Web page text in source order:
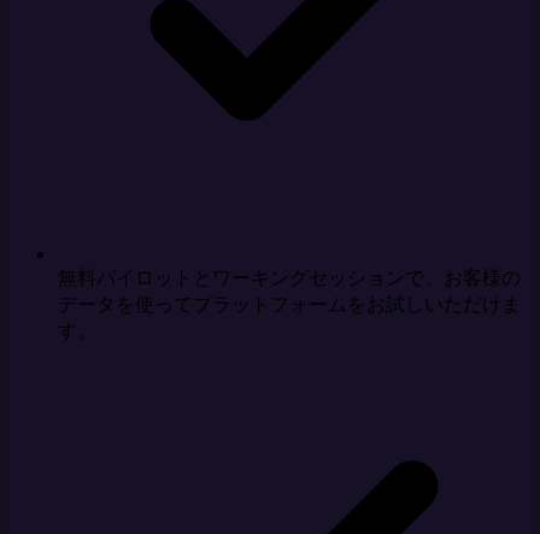
無料パイロットとワーキングセッションで、お客様の
データを使ってプラットフォームをお試しいただけま
す。